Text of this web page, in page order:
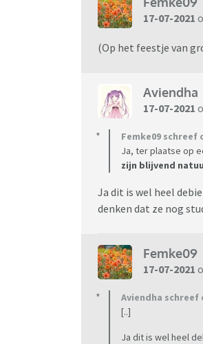
17-07-2021
(Op het feestje van
Aviendha
17-07-2021
Femke09 schreef
Ja, ter plaatse op
zijn blijvend
Ja dit is wel heel
denken dat ze nog
Femke09
17-07-2021
Aviendha schreef
[..]
Ja dit is wel heel